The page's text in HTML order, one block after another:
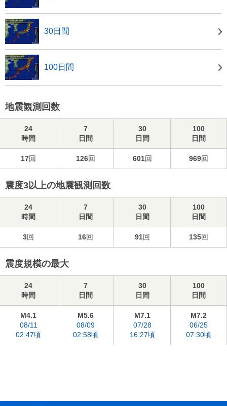
30日間
100日間
地震観測回数
24
時間
7
日間
30
日間
100
日間
17回 126回 601回 969回
震度3以上の地震観測回数
24
時間
7
日間
30
日間
100
日間
3回 16回 91回 135回
震度規模の最大
24
時間
7
日間
30
日間
100
日間
M4.1
08/11
02:47頃
M5.6
08/09
02:58頃
M7.1
07/28
16:27頃
M7.2
06/25
07:30頃